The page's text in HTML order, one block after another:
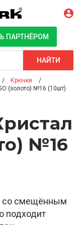
ПАРТНЁРОМ
НАЙТИ
Крючки
(золото) №16 (10шт)
№16
со смещённым
подходит